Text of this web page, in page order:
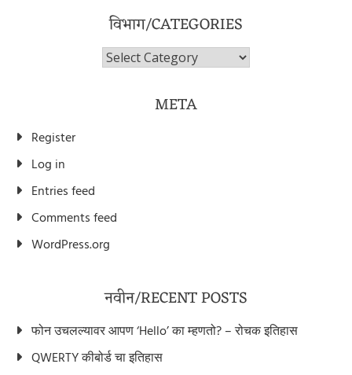
विभाग/CATEGORIES
विभाग/Categories
META
Register
Log in
Entries feed
Comments feed
WordPress.org
नवीन/RECENT POSTS
फोन उचलल्यावर आपण ‘Hello’ का म्हणतो? – रोचक इतिहास
QWERTY कीबोर्ड चा इतिहास